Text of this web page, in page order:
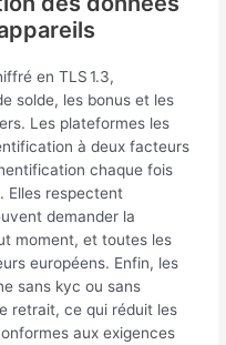
en TLS 1.3,
solde, les bonus et les
Les plateformes les
à deux facteurs
chaque fois
Elles respectent
demander la
moment, et toutes les
européens. Enfin, les
sans kyc ou sans
retrait, ce qui réduit les
aux exigences